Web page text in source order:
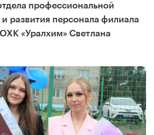
профессиональной
и развития персонала филиала
«Уралхим» Светлана